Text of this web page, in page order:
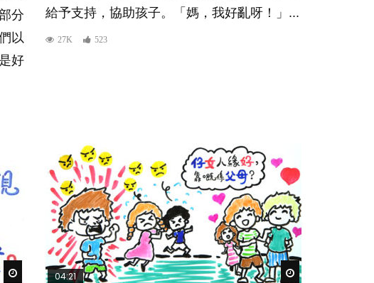
分
以
好
給予支持，協助孩子。「媽，我好亂呀！」...
27K 523
Watch Later Watch Later
04:21